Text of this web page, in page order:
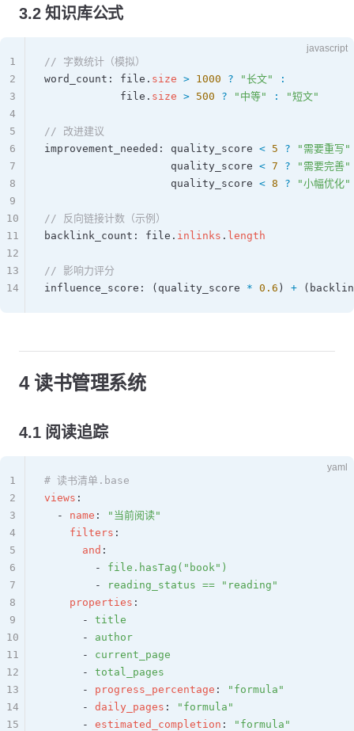
3.2 知识库公式
javascript
// 字数统计（模拟）
word_count : file . size > 1000 ? "长文"
:
            file
. size > 500 ? "中等" : "短文"
// 改进建议
improvement_needed : quality_score < 5 ? "需要重写"
                    quality_score
< 7 ? "需要完善"
                    quality_score
< 8 ? "小幅优化"
// 反向链接计数（示例）
backlink_count : file . inlinks . length
// 影响力评分
influence_score : ( quality_score * 0.6 ) + (
1
2
3
4
5
6
7
8
9
10
11
12
13
14
4 读书管理系统
4.1 阅读追踪
yaml
# 读书清单.base
views :
  -
name :
"当前阅读"
    filters
:
      and
:
        -
file.hasTag("book")
        -
reading_status == "reading"
    properties
:
      -
title
      -
author
      -
current_page
      -
total_pages
      -
progress_percentage :
"formula"
      -
daily_pages :
"formula"
      -
estimated_completion : "formula"
1
2
3
4
5
6
7
8
9
10
11
12
13
14
15